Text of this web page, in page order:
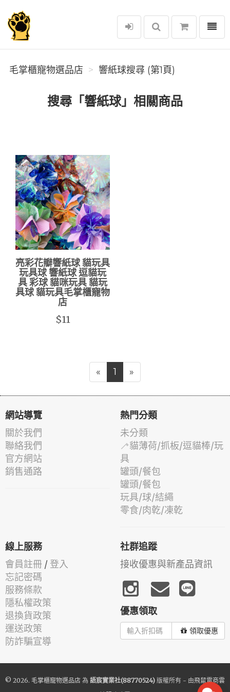
毛掌櫃寵物選品店
選單
毛掌櫃寵物選品店 響紙球搜尋 (第1頁)
搜尋「響紙球」相關商品
亮彩花瓣響紙球 貓玩具
玩具球 響紙球 逗貓玩
具 彩球 貓咪玩具 貓玩
具球 貓玩具毛掌櫃寵物
店
$11
« 1 »
網站導覽
關於我們
聯絡我們
官方網站
銷售通路
熱門分類
未分類
🦯貓薄荷/抓板/逗貓棒/玩
具
罐頭/餐包
罐頭/餐包
玩具/球/結繩
零食/肉乾/凍乾
線上服務
會員註冊 / 登入
忘記密碼
服務條款
隱私權政策
退換貨政策
運送政策
防詐騙宣導
社群追蹤
接收優惠與新產品資訊
優惠領取
領取優惠
© 2026. 毛掌櫃寵物選品店 為 語宸實業社(88770524) 版權所有 - 由飛鼠電商雲